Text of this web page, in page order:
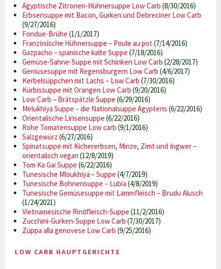
Ägyptische Zitronen-Hühnersuppe Low Carb (8/30/2016)
Erbsensuppe mit Bacon, Gurken und Debreciner Low Carb
(9/27/2016)
Fondue-Brühe (1/1/2017)
Französische Hühnersuppe – Poule au pot (7/14/2016)
Gazpacho – spanische kalte Suppe (7/18/2016)
Gemüse-Sahne-Suppe mit Schinken Low Carb (2/28/2017)
Gemüsesuppe mit Regensburgern Low Carb (4/6/2017)
Kerbelsüppchen mit Lachs – Low Carb (7/30/2016)
Kürbissuppe mit Orangen Low Carb (9/20/2016)
Low Carb – Brätspätzle Suppe (6/29/2016)
Melukhiya Suppe – die Nationalsuppe Ägyptens (6/22/2016)
Orientalische Linsensuppe (6/22/2016)
Rohe Tomatensuppe Low carb (9/1/2016)
Salzgewürz (6/27/2016)
Spinatsuppe mit Kichererbsen, Minze, Zimt und Ingwer –
orientalisch vegan (12/8/2019)
Tom Ka Gai Suppe (6/22/2016)
Tunesische Mloukhiya – Suppe (4/7/2019)
Tunesische Bohnensuppe – Lubia (4/8/2019)
Tunesische Gemüsesuppe mit Lammfleisch – Brudu Alusch
(1/24/2021)
Vietnamesische Rindfleisch-Suppe (11/2/2016)
Zucchini-Gurken-Suppe Low Carb (7/30/2017)
Zuppa alla genovese Low Carb (9/25/2016)
LOW CARB HAUPTGERICHTE